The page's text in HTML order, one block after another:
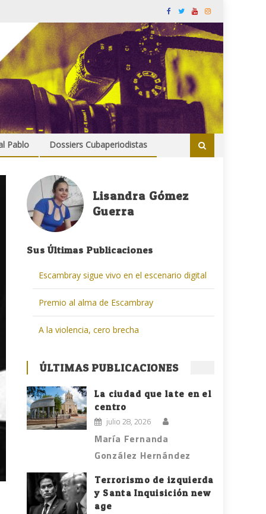
Pablo Dossiers Cubaperiodistas
Lisandra Gómez
Guerra
Sus Últimas Publicaciones
Escambray sigue vivo en el escenario digital
Premio al alma de Escambray
A la violencia, cero brecha
ÚLTIMAS PUBLICACIONES
La ciudad que late en el
centro
julio 28, 2026
María Fernanda
González Hernández
Terrorismo de izquierda
y Santa Inquisición new
age